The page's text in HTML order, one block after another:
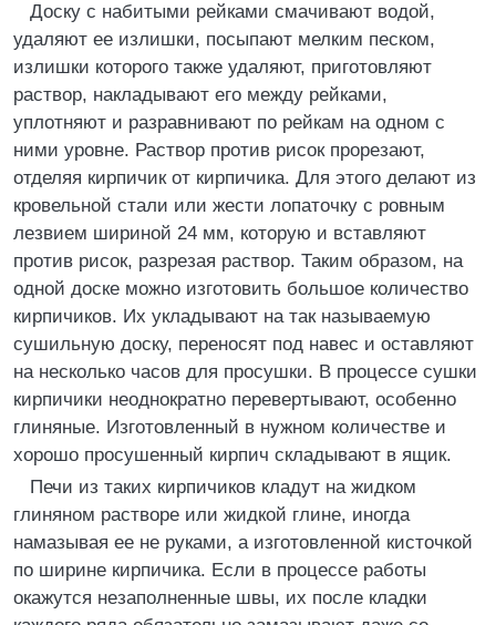
Доску с набитыми рейками смачивают водой,
удаляют ее излишки, посыпают мелким песком,
излишки которого также удаляют, приготовляют
раствор, накладывают его между рейками,
уплотняют и разравнивают по рейкам на одном с
ними уровне. Раствор против рисок прорезают,
отделяя кирпичик от кирпичика. Для этого делают из
кровельной стали или жести лопаточку с ровным
лезвием шириной 24 мм, которую и вставляют
против рисок, разрезая раствор. Таким образом, на
одной доске можно изготовить большое количество
кирпичиков. Их укладывают на так называемую
сушильную доску, переносят под навес и оставляют
на несколько часов для просушки. В процессе сушки
кирпичики неоднократно перевертывают, особенно
глиняные. Изготовленный в нужном количестве и
хорошо просушенный кирпич складывают в ящик.
Печи из таких кирпичиков кладут на жидком
глиняном растворе или жидкой глине, иногда
намазывая ее не руками, а изготовленной кисточкой
по ширине кирпичика. Если в процессе работы
окажутся незаполненные швы, их после кладки